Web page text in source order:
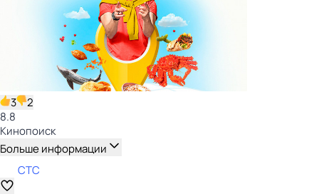
3
2
8.8
Кинопоиск
Больше информации
СТС